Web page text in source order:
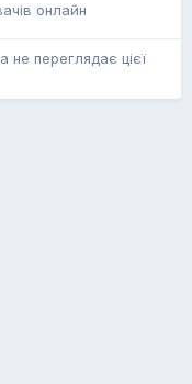
онлайн
переглядає цієї